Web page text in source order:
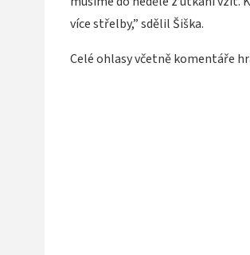
více střelby,” sdělil Šiška.
Celé ohlasy včetně komentáře